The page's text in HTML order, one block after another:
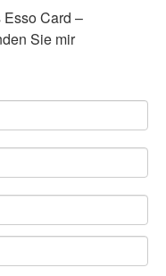
Card –
Sie mir